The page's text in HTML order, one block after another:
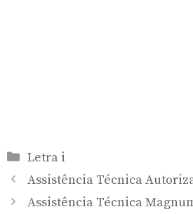
Categorias
Letra i
Assistência Técnica
Assistência Técnica